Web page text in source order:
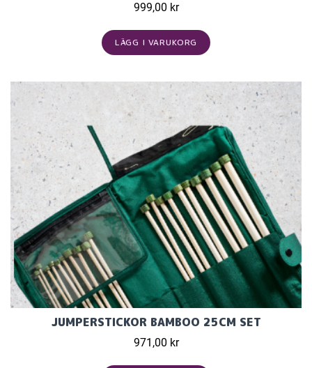
999,00 kr
LÄGG I VARUKORG
JUMPERSTICKOR BAMBOO 25CM SET
971,00 kr